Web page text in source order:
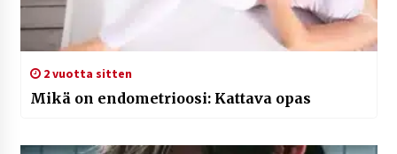
2 vuotta sitten
Mikä on endometrioosi: Kattava opas